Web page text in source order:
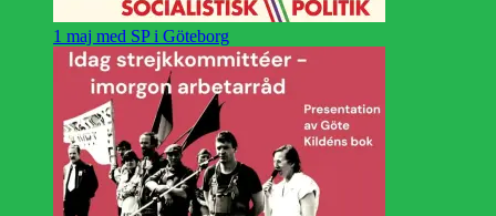
1 maj med SP i Göteborg